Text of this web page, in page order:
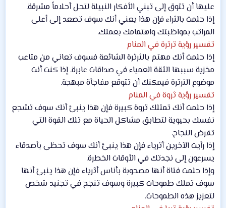
عليها أن تتوق إلى تبني الأفكار النبيلة لتحل أحلاماً مشرقة.
إذا حلمت بالثراء فإن هذا يعني أنك سوف تصعد إلى أعلى
المراتب بمواظبتك واهتمامك بعملك.
تفسير رؤية ثرثرة في المنام
إذا حلمت أنك مهتم بالثرثرة الشائعة فسوف تعاني من متاعب
مخزية سببها الثقة العمياء في صداقات عابرة. إذا كنت أنت
موضوع الثرثرة فيمكنك أن تتوقع مفاجأة مبهجة.
تفسير رؤية ثروة في المنام
إذا حلمت أنك تمتلك ثروة كبيرة فإن هذا ينبئ أنك سوف تشجع
نفسك بحيوية لتطابق مشاكل الحياة مع تلك القوة التي
تفرض النجاح.
إذا رأيت الآخرين أثرياء فإن هذا ينبئ أنك سوف تحظى بأصدقاء
يسرعون إلى نجدتك في الأوقات الخطرة.
وإذا حلمت فتاة أنها مصحوبة بأناس أثرياء فإن هذا ينبئ أنها
سوف تملك طموحات كبيرة وسوف تنجح في تجنيد شخص
لتعزيز هذه الطموحات.